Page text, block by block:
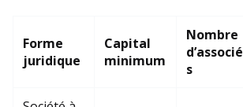
Forme
juridique
Capital
minimum
Nombre
d’associé
s